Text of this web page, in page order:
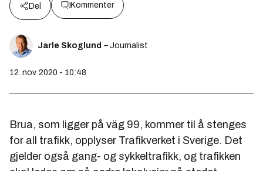
Del Kommenter
Jarle Skoglund – Journalist
12. nov. 2020 - 10:48
Brua, som ligger på väg 99, kommer til å stenges
for all trafikk, opplyser Trafikverket i Sverige. Det
gjelder også gang- og sykkeltrafikk, og trafikken